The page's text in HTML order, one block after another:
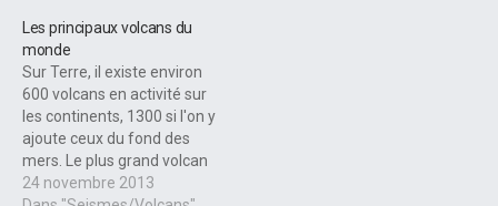
Les principaux volcans du
monde
Sur Terre, il existe environ
600 volcans en activité sur
les continents, 1300 si l'on y
ajoute ceux du fond des
mers. Le plus grand volcan
du système solaire est
24 novembre 2013